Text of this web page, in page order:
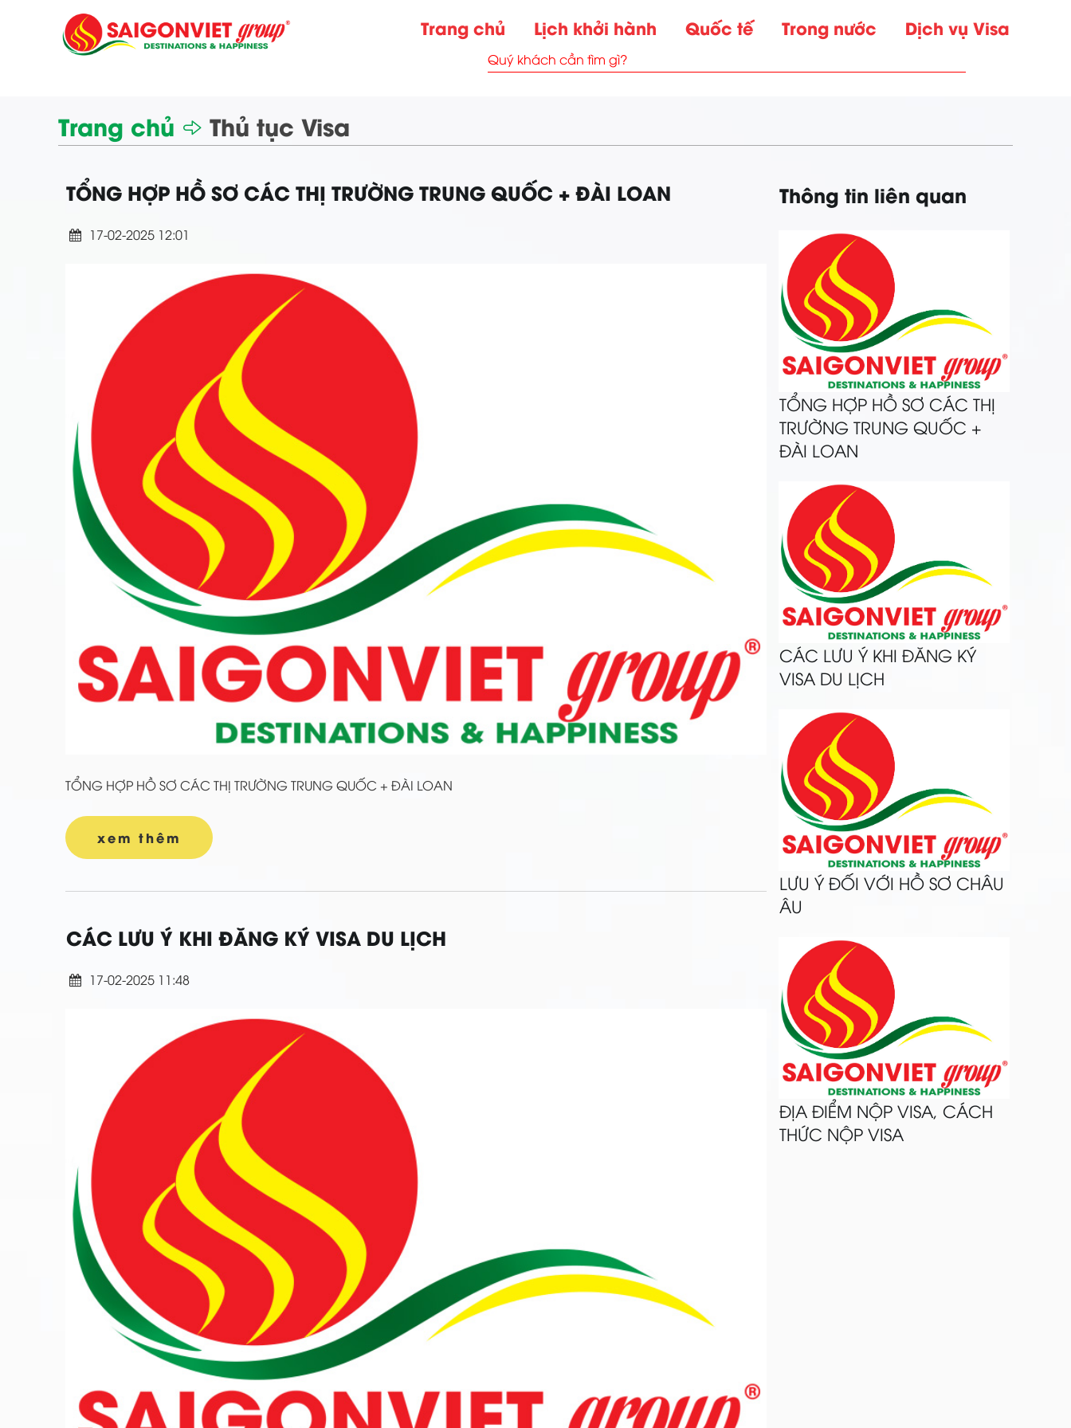
Trang chủ Lịch khởi hành Quốc tế Trong nước Dịch vụ Visa
Trang chủ Thủ tục Visa
TỔNG HỢP HỒ SƠ CÁC THỊ TRƯỜNG TRUNG QUỐC + ĐÀI LOAN
17-02-2025 12:01
TỔNG HỢP HỒ SƠ CÁC THỊ TRƯỜNG TRUNG QUỐC + ĐÀI LOAN
xem thêm
CÁC LƯU Ý KHI ĐĂNG KÝ VISA DU LỊCH
17-02-2025 11:48
Thông tin liên quan
TỔNG HỢP HỒ SƠ CÁC THỊ
TRƯỜNG TRUNG QUỐC +
ĐÀI LOAN
CÁC LƯU Ý KHI ĐĂNG KÝ
VISA DU LỊCH
LƯU Ý ĐỐI VỚI HỒ SƠ CHÂU
ÂU
ĐỊA ĐIỂM NỘP VISA, CÁCH
THỨC NỘP VISA